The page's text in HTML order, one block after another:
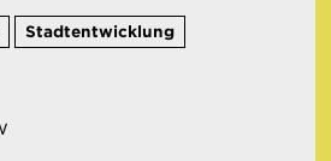
Stadtentwicklung